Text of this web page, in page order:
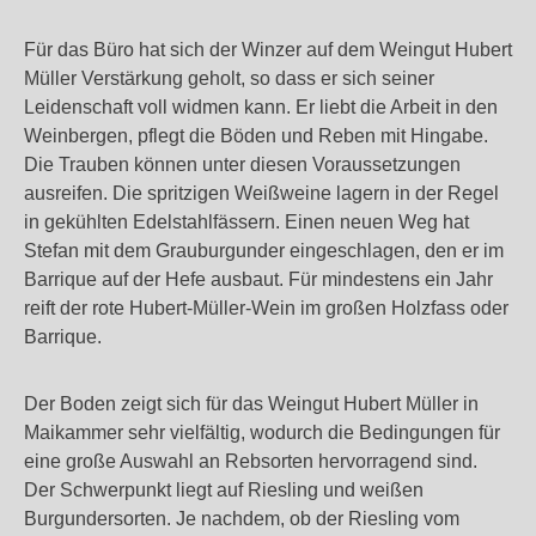
Für das Büro hat sich der Winzer auf dem Weingut Hubert
Müller Verstärkung geholt, so dass er sich seiner
Leidenschaft voll widmen kann. Er liebt die Arbeit in den
Weinbergen, pflegt die Böden und Reben mit Hingabe.
Die Trauben können unter diesen Voraussetzungen
ausreifen. Die spritzigen Weißweine lagern in der Regel
in gekühlten Edelstahlfässern. Einen neuen Weg hat
Stefan mit dem Grauburgunder eingeschlagen, den er im
Barrique auf der Hefe ausbaut. Für mindestens ein Jahr
reift der rote Hubert-Müller-Wein im großen Holzfass oder
Barrique.
Der Boden zeigt sich für das Weingut Hubert Müller in
Maikammer sehr vielfältig, wodurch die Bedingungen für
eine große Auswahl an Rebsorten hervorragend sind.
Der Schwerpunkt liegt auf Riesling und weißen
Burgundersorten. Je nachdem, ob der Riesling vom